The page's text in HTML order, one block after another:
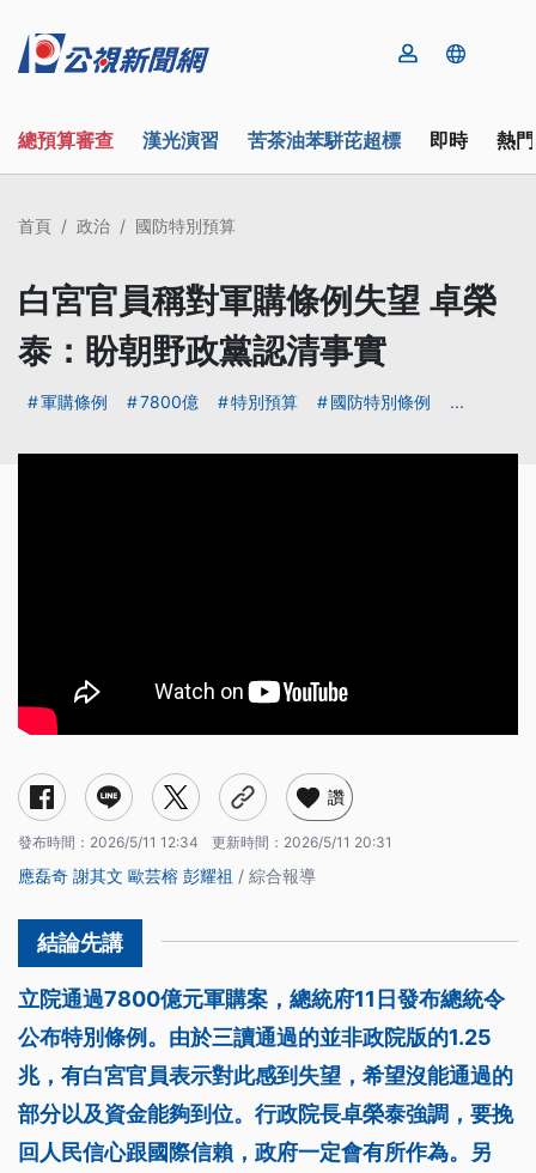
總預算審查 漢光演習 苦茶油苯駢芘超標 即時 熱
首頁 政治 國防特別預算
白宮官員稱對軍購條例失望 卓榮
泰：盼朝野政黨認清事實
軍購條例 7800億 特別預算 國防特別條例 ...
讚
發布時間： 2026/5/11 12:34 更新時間： 2026/5/11 20:31
應磊奇 謝其文 歐芸榕 彭耀祖 / 綜合報導
立院通過7800億元軍購案，總統府11日發布總統令
公布特別條例。由於三讀通過的並非政院版的1.25
兆，有白宮官員表示對此感到失望，希望沒能通過的
部分以及資金能夠到位。行政院長卓榮泰強調，要挽
回人民信心跟國際信賴，政府一定會有所作為。另